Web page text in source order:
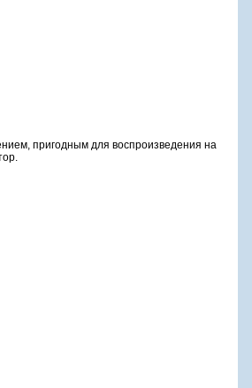
пригодным для воспроизведения на